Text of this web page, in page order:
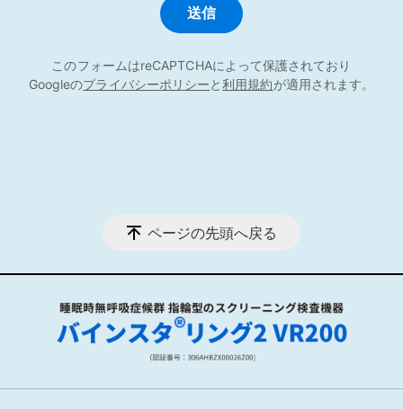
このフォームはreCAPTCHAによって保護されており
Googleのプライバシーポリシーと利用規約が適用されます。
ページの先頭へ戻る